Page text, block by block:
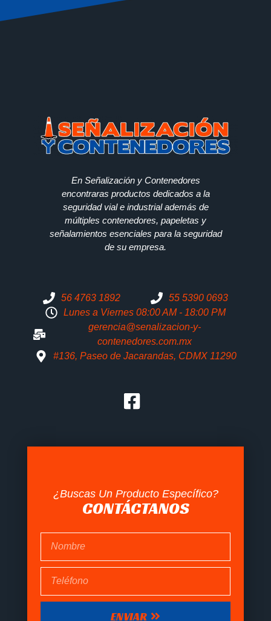
En Señalización y Contenedores
encontraras productos dedicados a la
seguridad vial e industrial además de
múltiples contenedores, papeletas y
señalamientos esenciales para la seguridad
de su empresa.
56 4763 1892
55 5390 0693
Lunes a Viernes 08:00 AM - 18:00 PM
gerencia@senalizacion-y-
contenedores.com.mx
#136, Paseo de Jacarandas, CDMX 11290
¿Buscas Un Producto Específico?
CONTÁCTANOS
ENVIAR